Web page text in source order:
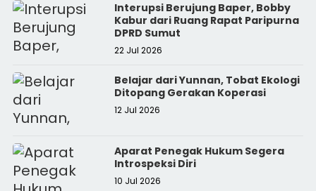
Interupsi Berujung Baper, Bobby
Kabur dari Ruang Rapat Paripurna
DPRD Sumut
22 Jul 2026
Belajar dari Yunnan, Tobat Ekologi
Ditopang Gerakan Koperasi
12 Jul 2026
Aparat Penegak Hukum Segera
Introspeksi Diri
10 Jul 2026